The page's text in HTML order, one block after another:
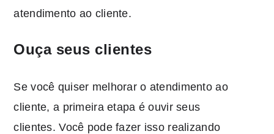
atendimento ao cliente.
Ouça seus clientes
Se você quiser melhorar o atendimento ao
cliente, a primeira etapa é ouvir seus
clientes. Você pode fazer isso realizando